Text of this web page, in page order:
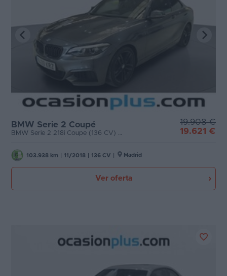
BMW Serie 2 Coupé
BMW Serie 2 218i Coupe (136 CV) Pack M
19.908 €
19.621 €
103.938 km 11/2018 136 CV Madrid
Ver oferta